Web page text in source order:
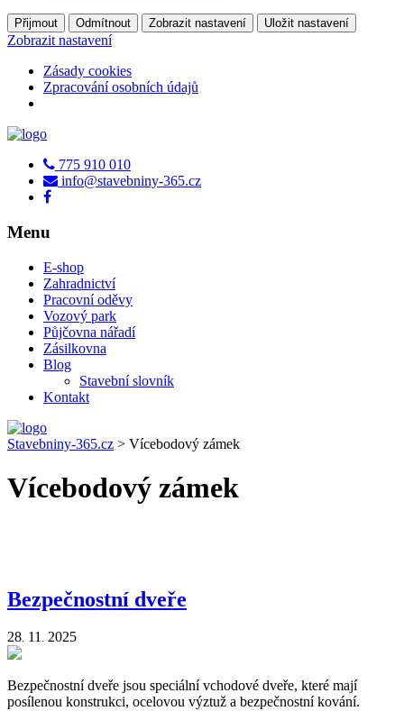
Přijmout Odmítnout Zobrazit nastavení Uložit nastavení
Zobrazit nastavení
Zásady cookies
Zpracování osobních údajů
775 910 010
info@stavebniny-365.cz
Menu
E-shop
Zahradnictví
Pracovní oděvy
Vozový park
Půjčovna nářadí
Zásilkovna
Blog
Stavební slovník
Kontakt
Stavebniny-365.cz > Vícebodový zámek
Vícebodový zámek
Bezpečnostní dveře
28. 11. 2025
Bezpečnostní dveře jsou speciální vchodové dveře, které mají
posílenou konstrukci, ocelovou výztuž a bezpečnostní kování.